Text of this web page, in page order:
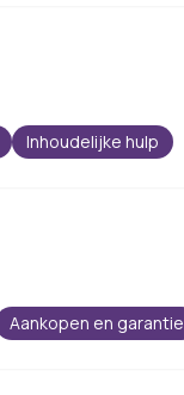
Inhoudelijke hulp
Aankopen en garantie